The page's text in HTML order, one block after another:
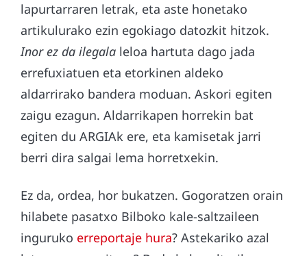
lapurtarraren letrak, eta aste honetako
artikulurako ezin egokiago datozkit hitzok.
Inor ez da ilegala leloa hartuta dago jada
errefuxiatuen eta etorkinen aldeko
aldarrirako bandera moduan. Askori egiten
zaigu ezagun. Aldarrikapen horrekin bat
egiten du ARGIAk ere, eta kamisetak jarri
berri dira salgai lema horretxekin.
Ez da, ordea, hor bukatzen. Gogoratzen orain
hilabete pasatxo Bilboko kale-saltzaileen
inguruko erreportaje hura? Astekariko azal